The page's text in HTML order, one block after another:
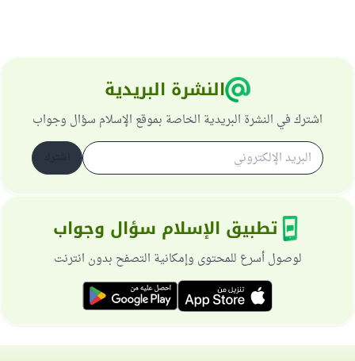
النشرة البريدية
اشترك في النشرة البريدية الخاصة بموقع الإسلام سؤال وجواب
تطبيق الإسلام سؤال وجواب
لوصول أسرع للمحتوى وإمكانية التصفح بدون انترنت